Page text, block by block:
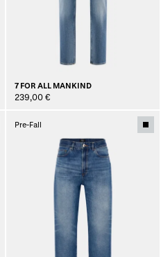
7 FOR ALL MANKIND
239,00 €
Pre-Fall